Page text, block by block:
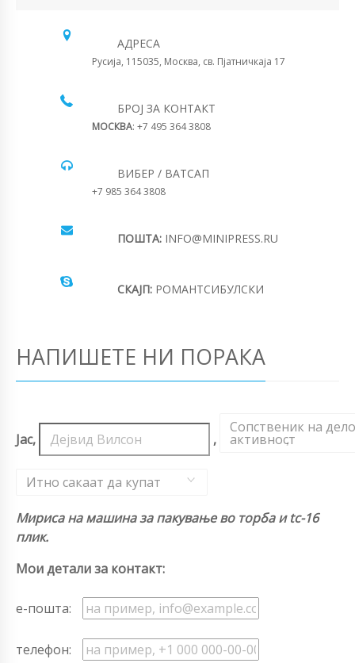
АДРЕСА
Русија, 115035, Москва, св. Пјатничкаја 17
БРОЈ ЗА КОНТАКТ
МОСКВА: +7 495 364 3808
ВИБЕР / ВАТСАП
+7 985 364 3808
ПОШТА: INFO@MINIPRESS.RU
СКАЈП: РОМАНТСИБУЛСКИ
НАПИШЕТЕ НИ ПОРАКА
Јас, ,
Сопственик на
активност
,
Итно сакаат да купат
Мириса на машина за пакување во торба и tc-16
плик.
Мои детали за контакт:
е-пошта:
телефон: